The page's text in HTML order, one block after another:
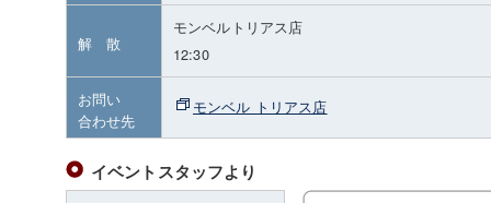
解 散
モンベルトリアス店
12:30
お問い
合わせ先
モンベル トリアス店
イベントスタッフより